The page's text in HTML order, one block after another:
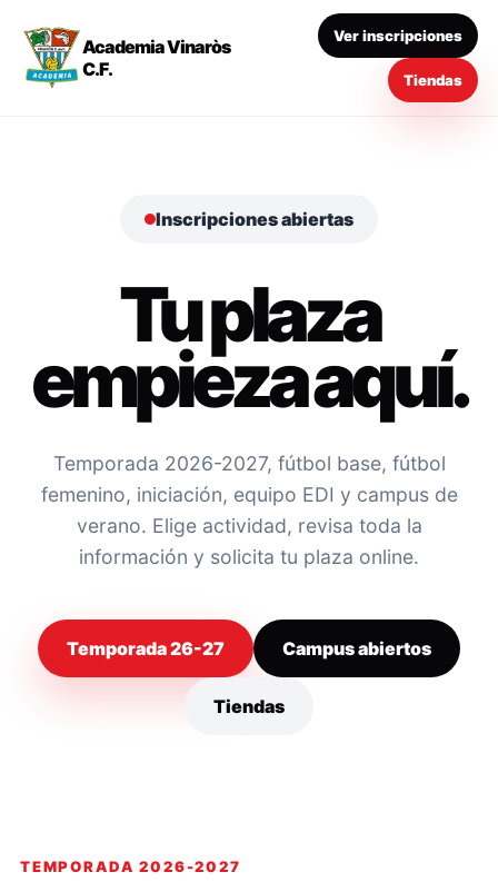
Academia Vinaròs
C.F.
Ver inscripciones
Tiendas
Inscripciones abiertas
Tu plaza
empieza aquí.
Temporada 2026-2027, fútbol base, fútbol
femenino, iniciación, equipo EDI y campus de
verano. Elige actividad, revisa toda la
información y solicita tu plaza online.
Temporada 26-27 Campus abiertos
Tiendas
TEMPORADA 2026-2027